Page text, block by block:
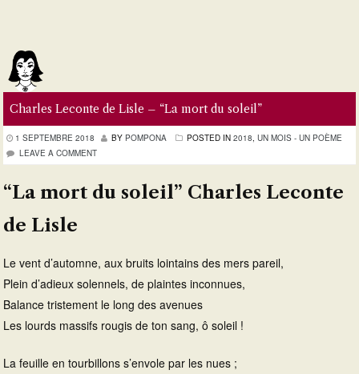
Charles Leconte de Lisle – “La mort du soleil”
1 SEPTEMBRE 2018 BY POMPONA POSTED IN 2018, UN MOIS - UN POÈME
LEAVE A COMMENT
“La mort du soleil” Charles Leconte
de Lisle
Le vent d’automne, aux bruits lointains des mers pareil,
Plein d’adieux solennels, de plaintes inconnues,
Balance tristement le long des avenues
Les lourds massifs rougis de ton sang, ô soleil !
La feuille en tourbillons s’envole par les nues ;